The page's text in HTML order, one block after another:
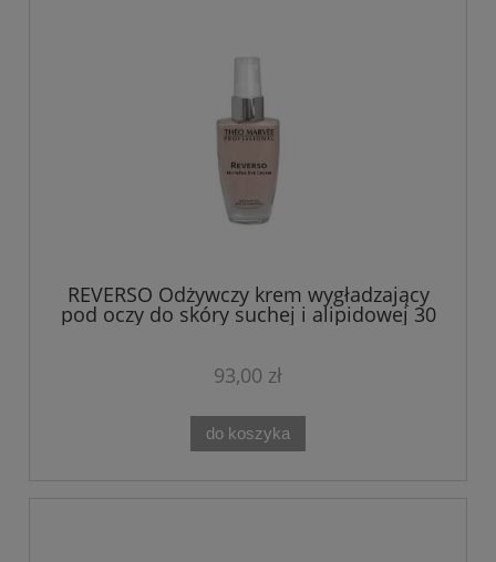
REVERSO Odżywczy krem wygładzający
pod oczy do skóry suchej i alipidowej 30
ml Theo Marvee
93,00 zł
do koszyka